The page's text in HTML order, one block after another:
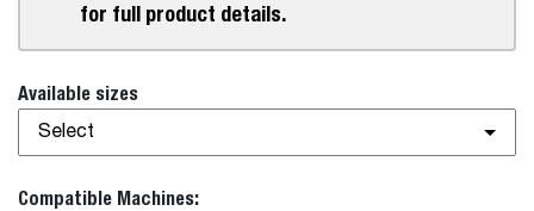
for full product details.
Available sizes
Select
Compatible Machines: